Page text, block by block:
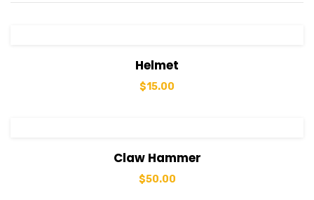
Helmet
$15.00
View DetailsClaw Hammer
$50.00